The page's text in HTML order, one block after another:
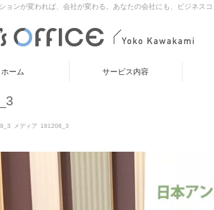
ョンが変われば、会社が変わる。あなたの会社にも、ビジネス
ホーム サービス内容
メディア 181208_3